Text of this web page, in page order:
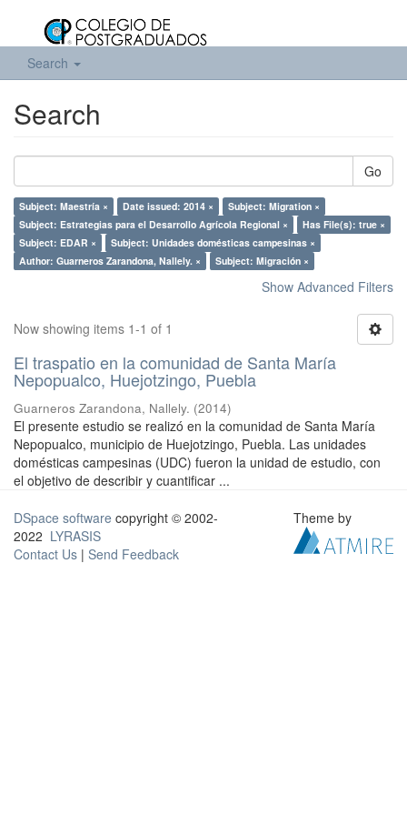
Search
Search
Go
Subject: Maestría × Date issued: 2014 ×
Subject: Migration ×
Subject: Estrategias para el Desarrollo Agrícola Regional ×
Has File(s): true ×
Subject: EDAR ×
Subject: Unidades domésticas campesinas ×
Author: Guarneros Zarandona, Nallely. ×
Subject: Migración ×
Show Advanced Filters
Now showing items 1-1 of 1
El traspatio en la comunidad de Santa María
Nepopualco, Huejotzingo, Puebla
Guarneros Zarandona, Nallely. (2014)
El presente estudio se realizó en la comunidad de Santa María
Nepopualco, municipio de Huejotzingo, Puebla. Las unidades
domésticas campesinas (UDC) fueron la unidad de estudio, con
el objetivo de describir y cuantificar ...
DSpace software copyright © 2002-
2022 LYRASIS
Contact Us | Send Feedback
Theme by